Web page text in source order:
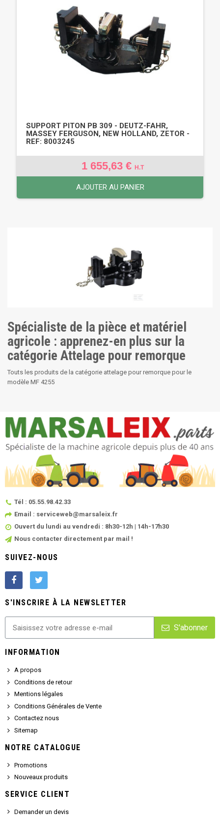
SUPPORT PITON PB 309 - DEUTZ-FAHR,
MASSEY FERGUSON, NEW HOLLAND, ZETOR -
REF: 8003245
1 655,63 € H.T
AJOUTER AU PANIER
Spécialiste de la pièce et matériel
agricole : apprenez-en plus sur la
catégorie Attelage pour remorque
Touts les produits de la catégorie attelage pour remorque pour le
modèle MF 4255
Tél : 05.55.98.42.33
Email : serviceweb@marsaleix.fr
Ouvert du lundi au vendredi : 8h30-12h | 14h-17h30
Nous contacter directement par mail !
SUIVEZ-NOUS
S'INSCRIRE À LA NEWSLETTER
S'abonner
INFORMATION
A propos
Conditions de retour
Mentions légales
Conditions Générales de Vente
Contactez nous
Sitemap
NOTRE CATALOGUE
Promotions
Nouveaux produits
SERVICE CLIENT
Demander un devis